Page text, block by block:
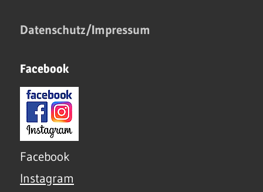
Datenschutz/Impressum
Facebook
Facebook
Instagram